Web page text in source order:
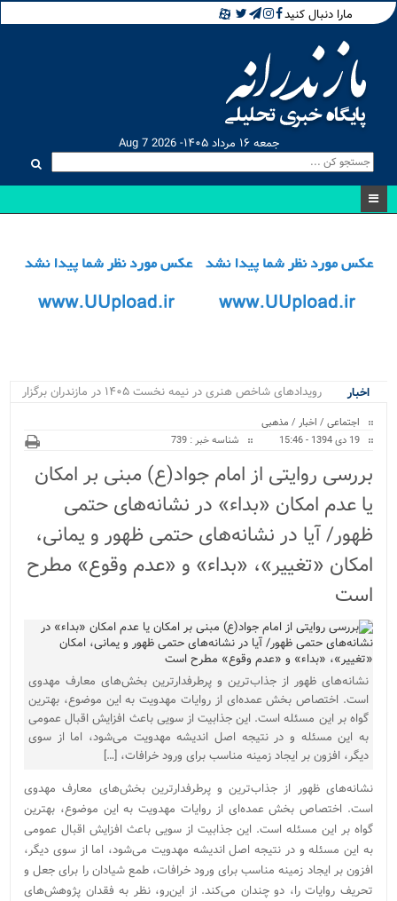
مارا دنبال کنید
جمعه ۱۶ مرداد ۱۴۰۵- Aug 7 2026
اخبار
رویدادهای شاخص هنری در نیمه نخست ۱۴۰۵ در مازندران برگزار
اجتماعی / اخبار / مذهبی
19 دی 1394 - 15:46
شناسه خبر : 739
بررسی روایتی از امام جواد(ع) مبنی بر امکان
یا عدم امکان «بداء» در نشانه‌های حتمی
ظهور/ آیا در نشانه‌های حتمی ظهور و یمانی،
امکان «تغییر»، «بداء» و «عدم وقوع» مطرح
است
نشانه‌های ظهور از جذاب‌ترین و پرطرفدارترین بخش‌های معارف مهدوی
است. اختصاص بخش عمده‌ای از روایات مهدویت به این موضوع، بهترین
گواه بر این مسئله است. این جذابیت از سویی باعث افزایش اقبال عمومی
به این مسئله و در نتیجه اصل اندیشه مهدویت می‌شود، اما از سوی
دیگر، افزون بر ایجاد زمینه مناسب برای ورود خرافات، […]
نشانه‌های ظهور از جذاب‌ترین و پرطرفدارترین بخش‌های معارف مهدوی
است. اختصاص بخش عمده‌ای از روایات مهدویت به این موضوع، بهترین
گواه بر این مسئله است. این جذابیت از سویی باعث افزایش اقبال عمومی
به این مسئله و در نتیجه اصل اندیشه مهدویت می‌شود، اما از سوی دیگر،
افزون بر ایجاد زمینه مناسب برای ورود خرافات، طمع شیادان را برای جعل و
تحریف روایات را، دو چندان می‌کند. از این‌رو، نظر به فقدان پژوهش‌های